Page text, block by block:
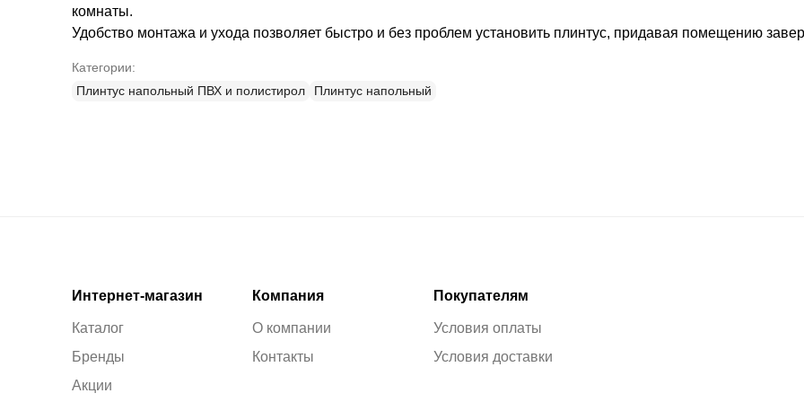
комнаты.
Удобство монтажа и ухода позволяет быстро и без проблем установить плинтус, придавая помещению
Категории:
Плинтус напольный ПВХ и полистирол
Плинтус напольный
Интернет-магазин
Каталог
Бренды
Акции
Компания
О компании
Контакты
Покупателям
Условия оплаты
Условия доставки